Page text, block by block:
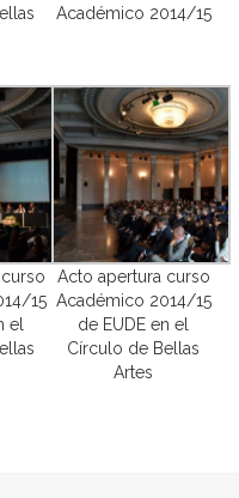
Académico 2014/15
15
el
Acto apertura curso
Académico 2014/15
de EUDE en el
Círculo de Bellas
Artes